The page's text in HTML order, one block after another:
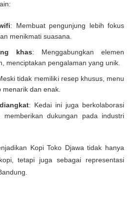
: Membuat pengunjung lebih fokus
menikmati suasana.
khas: Menggabungkan elemen
menciptakan pengalaman yang unik.
tidak memiliki resep khusus, menu
menarik dan enak.
: Kedai ini juga berkolaborasi
dukungan pada industri
Kopi Toko Djawa tidak hanya
tetapi juga sebagai representasi